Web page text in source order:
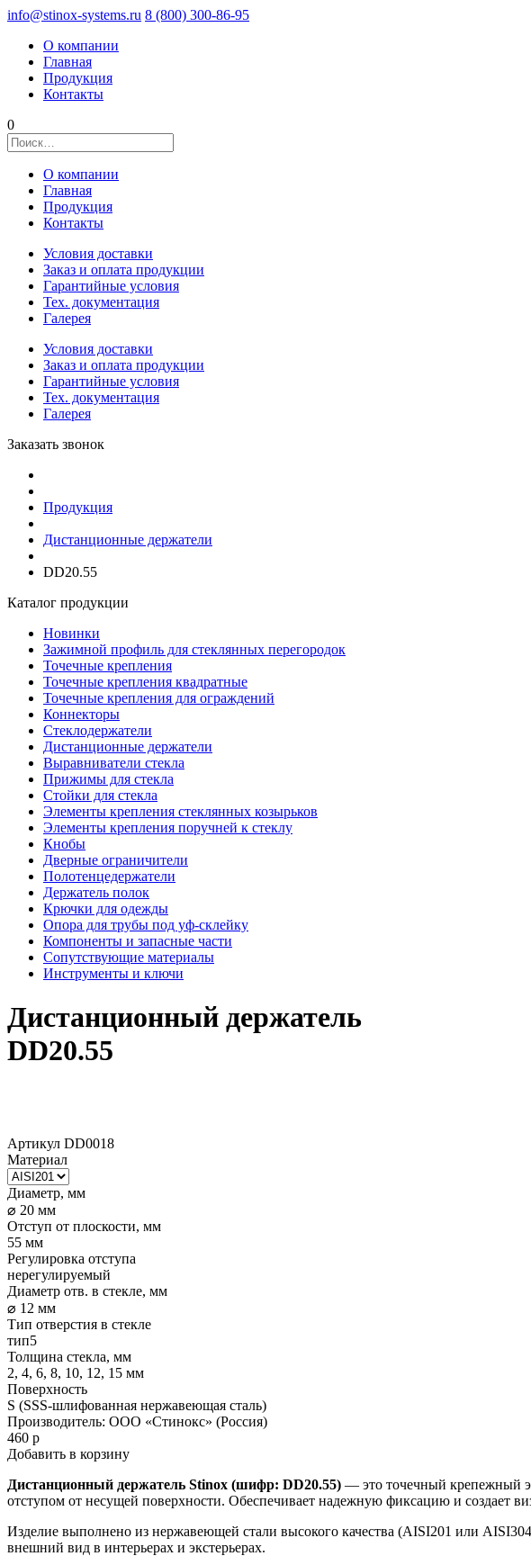
info@stinox-systems.ru 8 (800) 300-86-95
О компании
Главная
Продукция
Контакты
0
О компании
Главная
Продукция
Контакты
Условия доставки
Заказ и оплата продукции
Гарантийные условия
Тех. документация
Галерея
Условия доставки
Заказ и оплата продукции
Гарантийные условия
Тех. документация
Галерея
Заказать звонок
Продукция
Дистанционные держатели
DD20.55
Каталог продукции
Новинки
Зажимной профиль для стеклянных перегородок
Точечные крепления
Точечные крепления квадратные
Точечные крепления для ограждений
Коннекторы
Стеклодержатели
Дистанционные держатели
Выравниватели стекла
Прижимы для стекла
Стойки для стекла
Элементы крепления стеклянных козырьков
Элементы крепления поручней к стеклу
Кнобы
Дверные ограничители
Полотенцедержатели
Держатель полок
Крючки для одежды
Опора для трубы под уф-склейку
Компоненты и запасные части
Сопутствующие материалы
Инструменты и ключи
Дистанционный держатель
DD20.55
Артикул DD0018
Материал
Диаметр, мм
⌀ 20 мм
Отступ от плоскости, мм
55 мм
Регулировка отступа
нерегулируемый
Диаметр отв. в стекле, мм
⌀ 12 мм
Тип отверстия в стекле
тип5
Толщина стекла, мм
2, 4, 6, 8, 10, 12, 15 мм
Поверхность
S (SSS-шлифованная нержавеющая сталь)
Производитель: ООО «Стинокс» (Россия)
460 р
Добавить в корзину
Дистанционный держатель Stinox (шифр: DD20.55) — это точечный крепежный
отступом от несущей поверхности. Обеспечивает надежную фиксацию и создает
Изделие выполнено из нержавеющей стали высокого качества (AISI201 или
внешний вид в интерьерах и экстерьерах.